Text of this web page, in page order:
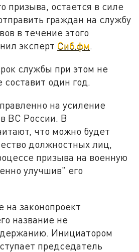
призыва, остается в силе
граждан на службу
в течение этого
эксперт Сиб.фм.
службы при этом не
один год.
на усиление
ВС России. В
что можно будет
должностных лиц,
призыва на военную
улучшив" его
на законопроект
название не
Инициатором
председатель